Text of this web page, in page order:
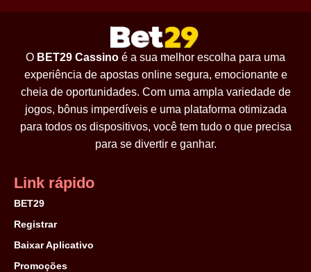
O BET29 Cassino é a sua melhor escolha para uma
experiência de apostas online segura, emocionante e
cheia de oportunidades. Com uma ampla variedade de
jogos, bônus imperdíveis e uma plataforma otimizada
para todos os dispositivos, você tem tudo o que precisa
para se divertir e ganhar.
Link rápido
BET29
Registrar
Baixar Aplicativo
Promoções